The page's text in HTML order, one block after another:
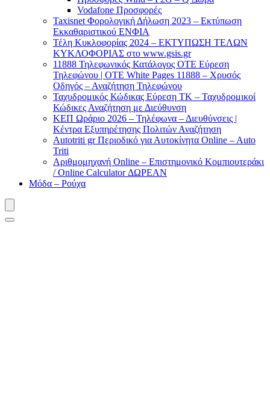
Vodafone Προσφορές
Taxisnet Φορολογική Δήλωση 2023 – Εκτύπωση
Εκκαθαριστικού EΝΦΙΑ
Τέλη Kυκλοφορίας 2024 – ΕΚΤΥΠΩΣΗ ΤΕΛΩΝ
ΚΥΚΛΟΦΟΡΙΑΣ στο www.gsis.gr
11888 Τηλεφωνικός Κατάλογος ΟΤΕ Εύρεση
Τηλεφώνου | OTE White Pages 11888 – Χρυσός
Οδηγός – Αναζήτηση Τηλεφώνου
Ταχυδρομικός Κώδικας Εύρεση ΤΚ – Ταχυδρομικοί
Κώδικες Αναζήτηση με Διεύθυνση
ΚΕΠ Ωράριο 2026 – Τηλέφωνα – Διευθύνσεις |
Κέντρα Εξυπηρέτησης Πολιτών Αναζήτηση
Autotriti gr Περιοδικό για Αυτοκίνητα Online – Auto
Triti
Αριθμομηχανή Online – Επιστημονικό Κομπιουτεράκι
/ Online Calculator ΔΩΡΕΑΝ
Μόδα – Ρούχα